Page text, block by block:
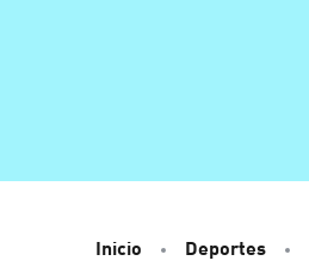
Inicio Deportes